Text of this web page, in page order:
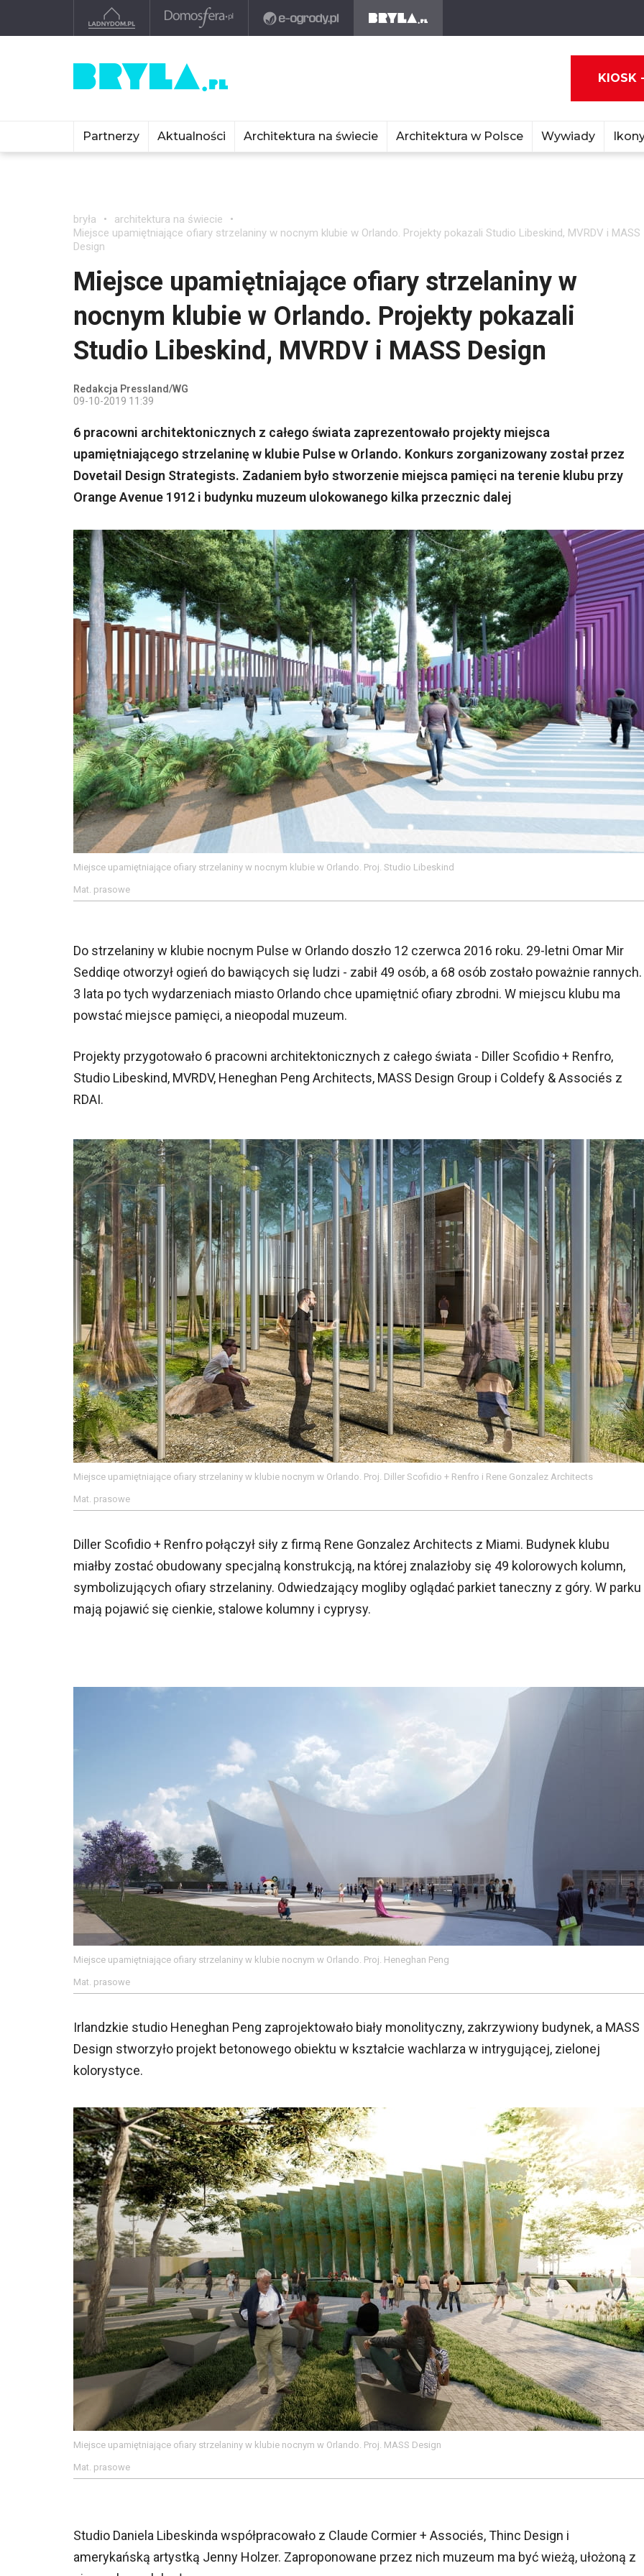
KIOSK
Partnerzy Aktualności Architektura na świecie Architektura w Polsce Wywiady
bryła
architektura na świecie
Miejsce upamiętniające ofiary strzelaniny w nocnym klubie w Orlando. Projekty pokazali Studio Libeskind, MVRDV i MASS
Design
Miejsce upamiętniające ofiary strzelaniny w
nocnym klubie w Orlando. Projekty pokazali
Studio Libeskind, MVRDV i MASS Design
Redakcja Pressland/WG
09-10-2019 11:39
6 pracowni architektonicznych z całego świata zaprezentowało projekty miejsca
upamiętniającego strzelaninę w klubie Pulse w Orlando. Konkurs zorganizowany został przez
Dovetail Design Strategists. Zadaniem było stworzenie miejsca pamięci na terenie klubu przy
Orange Avenue 1912 i budynku muzeum ulokowanego kilka przecznic dalej
Miejsce upamiętniające ofiary strzelaniny w nocnym klubie w Orlando. Proj. Studio Libeskind
Mat. prasowe
Do strzelaniny w klubie nocnym Pulse w Orlando doszło 12 czerwca 2016 roku. 29-letni Omar Mir
Seddiqe otworzył ogień do bawiących się ludzi - zabił 49 osób, a 68 osób zostało poważnie rannych.
3 lata po tych wydarzeniach miasto Orlando chce upamiętnić ofiary zbrodni. W miejscu klubu ma
powstać miejsce pamięci, a nieopodal muzeum.
Projekty przygotowało 6 pracowni architektonicznych z całego świata - Diller Scofidio + Renfro,
Studio Libeskind, MVRDV, Heneghan Peng Architects, MASS Design Group i Coldefy & Associés z
RDAI.
Miejsce upamiętniające ofiary strzelaniny w klubie nocnym w Orlando. Proj. Diller Scofidio + Renfro i Rene Gonzalez Architects
Mat. prasowe
Diller Scofidio + Renfro połączył siły z firmą Rene Gonzalez Architects z Miami. Budynek klubu
miałby zostać obudowany specjalną konstrukcją, na której znalazłoby się 49 kolorowych kolumn,
symbolizujących ofiary strzelaniny. Odwiedzający mogliby oglądać parkiet taneczny z góry. W parku
mają pojawić się cienkie, stalowe kolumny i cyprysy.
Miejsce upamiętniające ofiary strzelaniny w klubie nocnym w Orlando. Proj. Heneghan Peng
Mat. prasowe
Irlandzkie studio Heneghan Peng zaprojektowało biały monolityczny, zakrzywiony budynek, a MASS
Design stworzyło projekt betonowego obiektu w kształcie wachlarza w intrygującej, zielonej
kolorystyce.
Miejsce upamiętniające ofiary strzelaniny w klubie nocnym w Orlando. Proj. MASS Design
Mat. prasowe
Studio Daniela Libeskinda współpracowało z Claude Cormier + Associés, Thinc Design i
amerykańską artystką Jenny Holzer. Zaproponowane przez nich muzeum ma być wieżą, ułożoną z